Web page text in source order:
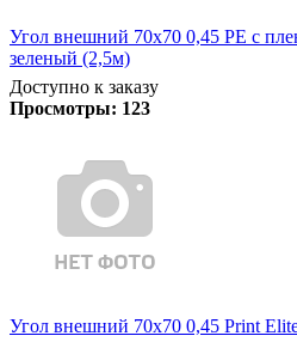
Угол внешний 70х70 0,45 PE с
зеленый (2,5м)
Доступно к заказу
Просмотры: 123
Угол внешний 70х70 0,45 Print